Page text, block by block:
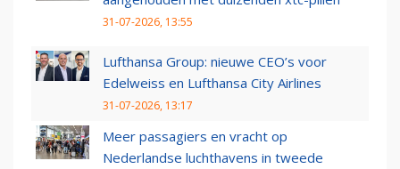
31-07-2026, 13:55
Lufthansa Group: nieuwe CEO’s voor
Edelweiss en Lufthansa City Airlines
31-07-2026, 13:17
Meer passagiers en vracht op
Nederlandse luchthavens in tweede